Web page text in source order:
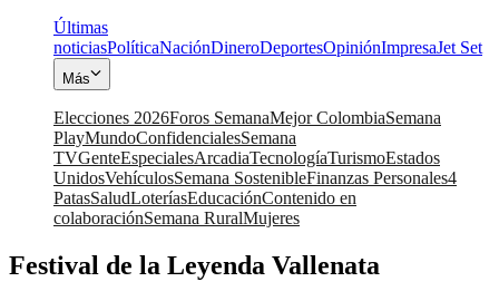
Últimas
noticiasPolíticaNaciónDineroDeportesOpiniónImpresaJet Set
Más
Elecciones 2026Foros SemanaMejor ColombiaSemana
PlayMundoConfidencialesSemana
TVGenteEspecialesArcadiaTecnologíaTurismoEstados
UnidosVehículosSemana SostenibleFinanzas Personales4
PatasSaludLoteríasEducaciónContenido en
colaboraciónSemana RuralMujeres
Festival de la Leyenda Vallenata